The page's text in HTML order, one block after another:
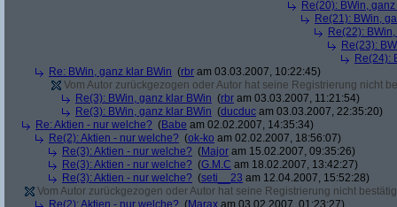
Re(20): BWin,
Re(21): BWin,
Re(22):
Re(23):
Re(24):
Re: BWin, ganz klar BWin (rbr am 03.03.2007, 10:22:45)
Vom Autor zurückgezogen oder Autor hat seine Registrierung nicht
Re(3): BWin, ganz klar BWin (rbr am 03.03.2007, 11:21:54)
Re(3): BWin, ganz klar BWin (ducduc am 03.03.2007, 22:35:20)
Re: Aktien - nur welche? (Babe am 02.02.2007, 14:35:34)
Re(2): Aktien - nur welche? (ok-ko am 02.02.2007, 18:56:07)
Re(3): Aktien - nur welche? (Major am 15.02.2007, 09:35:26)
Re(3): Aktien - nur welche? (G.M.C am 18.02.2007, 13:42:27)
Re(3): Aktien - nur welche? (seti__23 am 12.04.2007, 15:52:28)
Vom Autor zurückgezogen oder Autor hat seine Registrierung nicht
Re(2): Aktien - nur welche? (Marax am 03.02.2007, 01:23:27)